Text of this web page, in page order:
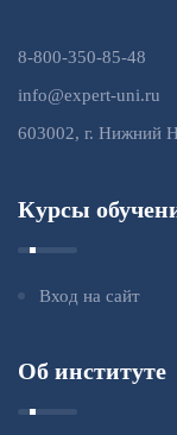
8-800-350-85-48
info@expert-uni.ru
603002, г. Нижний
Курсы
Вход на сайт
Об институте